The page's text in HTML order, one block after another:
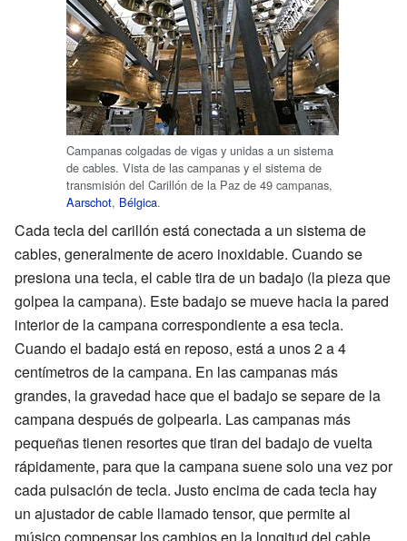
Campanas colgadas de vigas y unidas a un sistema
de cables. Vista de las campanas y el sistema de
transmisión del Carillón de la Paz de 49 campanas,
Aarschot, Bélgica.
Cada tecla del carillón está conectada a un sistema de
cables, generalmente de acero inoxidable. Cuando se
presiona una tecla, el cable tira de un badajo (la pieza que
golpea la campana). Este badajo se mueve hacia la pared
interior de la campana correspondiente a esa tecla.
Cuando el badajo está en reposo, está a unos 2 a 4
centímetros de la campana. En las campanas más
grandes, la gravedad hace que el badajo se separe de la
campana después de golpearla. Las campanas más
pequeñas tienen resortes que tiran del badajo de vuelta
rápidamente, para que la campana suene solo una vez por
cada pulsación de tecla. Justo encima de cada tecla hay
un ajustador de cable llamado tensor, que permite al